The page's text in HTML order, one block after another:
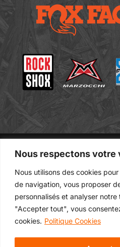
Nous respectons votre
Nous utilisons des cookies
de navigation, vous proposer
personnalisés et analyser
"Accepter tout", vous
cookies. Politique Cookies
Contact
Rental Conditions